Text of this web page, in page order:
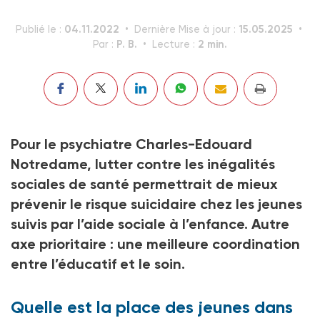
Publié le : 04.11.2022 Dernière Mise à jour : 15.05.2025
Par : P. B. Lecture : 2 min.
Pour le psychiatre Charles-Edouard
Notredame, lutter contre les inégalités
sociales de santé permettrait de mieux
prévenir le risque suicidaire chez les jeunes
suivis par l’aide sociale à l’enfance. Autre
axe prioritaire : une meilleure coordination
entre l’éducatif et le soin.
Quelle est la place des jeunes dans